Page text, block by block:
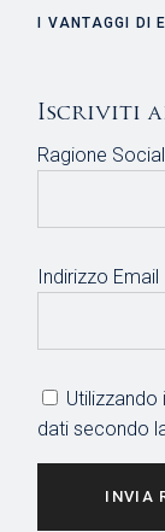
I VANTAGGI DI
Iscriviti
Ragione
Indirizzo Email
dati secondo
INVIA